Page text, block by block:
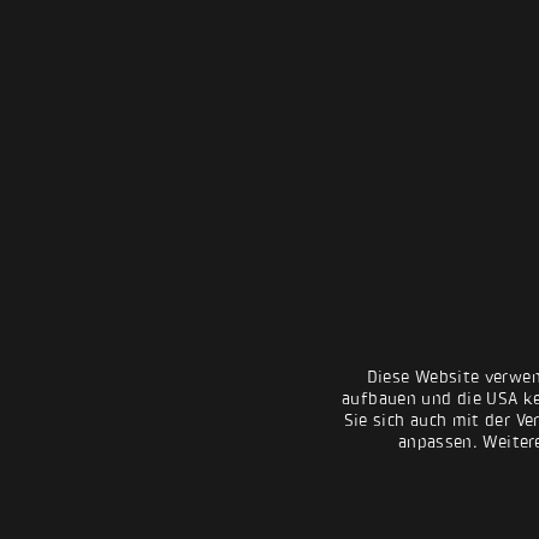
Diese Website
aufbauen und die USA
Sie sich auch mit der
anpassen.